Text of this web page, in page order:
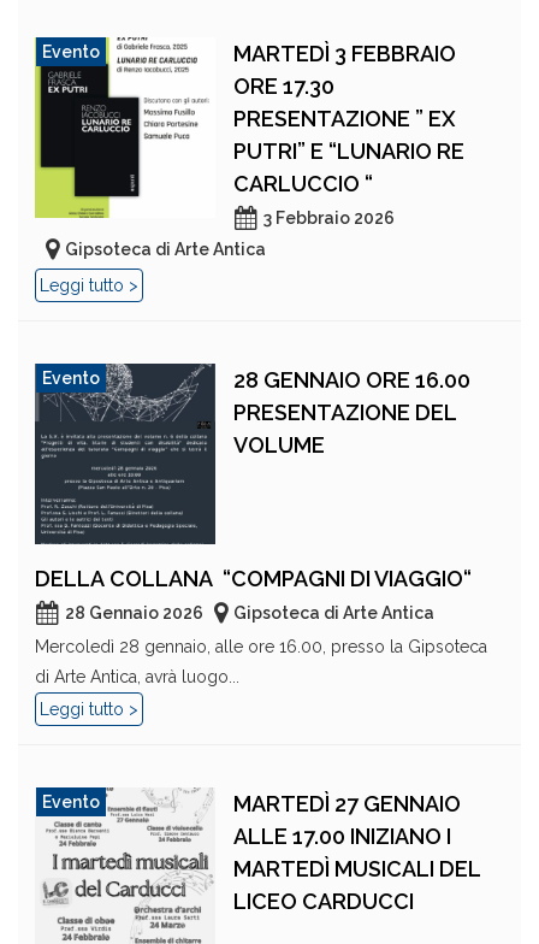
Evento
MARTEDÌ 3 FEBBRAIO
ORE 17.30
PRESENTAZIONE ” EX
PUTRI” E “LUNARIO RE
CARLUCCIO “
3 Febbraio 2026
Gipsoteca di Arte Antica
Leggi tutto >
Evento
28 GENNAIO ORE 16.00
PRESENTAZIONE DEL
VOLUME
DELLA COLLANA “COMPAGNI DI VIAGGIO“
28 Gennaio 2026
Gipsoteca di Arte Antica
Mercoledì 28 gennaio, alle ore 16.00, presso la Gipsoteca
di Arte Antica, avrà luogo...
Leggi tutto >
Evento
MARTEDÌ 27 GENNAIO
ALLE 17.00 INIZIANO I
MARTEDÌ MUSICALI DEL
LICEO CARDUCCI